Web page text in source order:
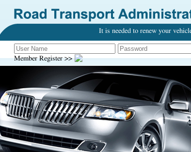
It is needed to renew your
Member Register >>